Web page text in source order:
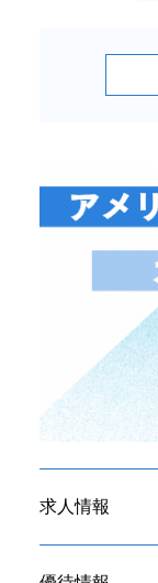
求人情報